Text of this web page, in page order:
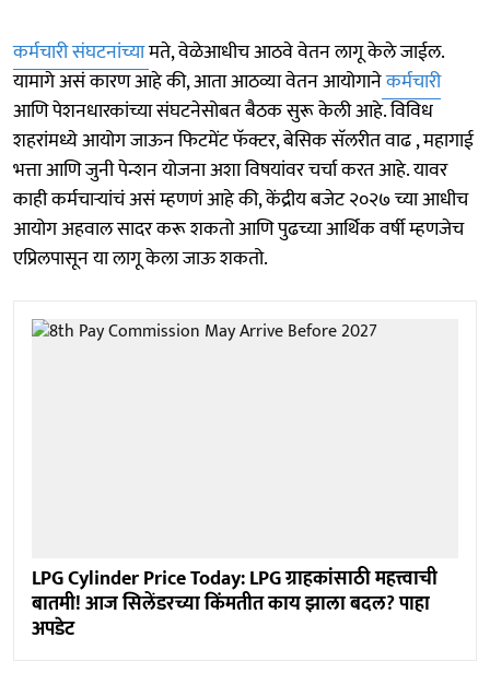
कर्मचारी संघटनांच्यामते, वेळेआधीच आठवे वेतन लागू केले जाईल.
यामागे असं कारण आहे की, आता आठव्या वेतन आयोगानेकर्मचारी
आणि पेशनधारकांच्या संघटनेसोबत बैठक सुरू केली आहे. विविध
शहरांमध्ये आयोग जाऊन फिटमेंट फॅक्टर, बेसिक सॅलरीत वाढ , महागाई
भत्ता आणि जुनी पेन्शन योजना अशा विषयांवर चर्चा करत आहे. यावर
काही कर्मचाऱ्यांचं असं म्हणणं आहे की, केंद्रीय बजेट २०२७ च्या आधीच
आयोग अहवाल सादर करू शकतो आणि पुढच्या आर्थिक वर्षी म्हणजेच
एप्रिलपासून या लागू केला जाऊ शकतो.
LPG Cylinder Price Today: LPG ग्राहकांसाठी महत्त्वाची
बातमी! आज सिलेंडरच्या किंमतीत काय झाला बदल? पाहा
अपडेट